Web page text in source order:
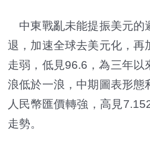
中東戰亂未能提振美元的
退，加速全球去美元化，再
走弱，低見96.6，為三年以
浪低於一浪，中期圖表形態
人民幣匯價轉強，高見
走勢。